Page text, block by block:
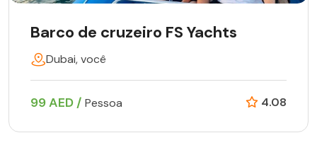
Barco de cruzeiro FS Yachts
Dubai, você
99 AED / Pessoa 4.08